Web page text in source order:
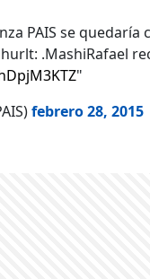
PAIS se quedaría
.MashiRafael
"
febrero 28, 2015